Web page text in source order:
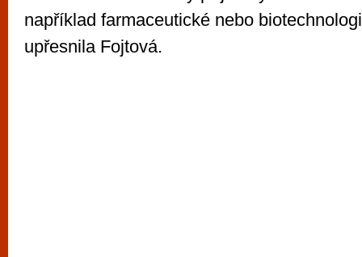
například farmaceutické nebo
upřesnila Fojtová.